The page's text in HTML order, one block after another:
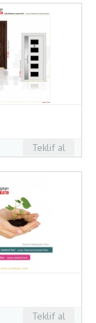
Teklif al
Teklif al